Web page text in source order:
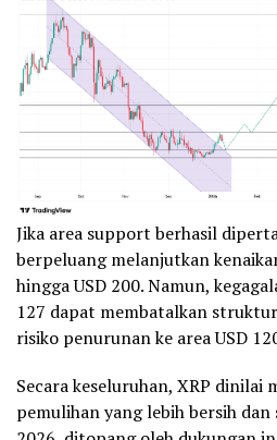
Jika area support berhasil
berpeluang melanjutkan
hingga USD 200. Namun,
127 dapat membatalkan
risiko penurunan ke area USD
Secara keseluruhan, XRP
pemulihan yang lebih bersih